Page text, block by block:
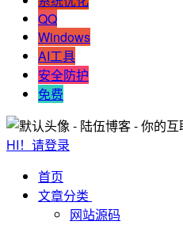
QQ
Windows
AI工具
安全防护
免费
HI！请登录
首页
文章分类
网站源码